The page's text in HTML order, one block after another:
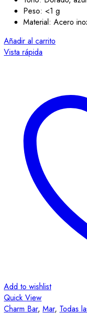
Peso: <1 g
Material: Acero
Añadir al carrito
Vista rápida
Add to wishlist
Quick View
Charm Bar, Mar, Todas